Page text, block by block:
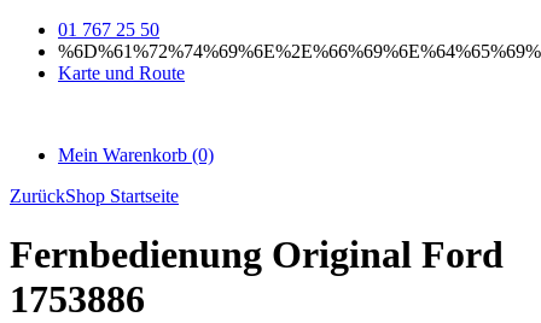
01 767 25 50
Karte und Route
Mein Warenkorb (0)
ZurückShop Startseite
Fernbedienung Original Ford
1753886